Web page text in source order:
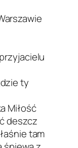
ty
Miłość
deszcz
tam